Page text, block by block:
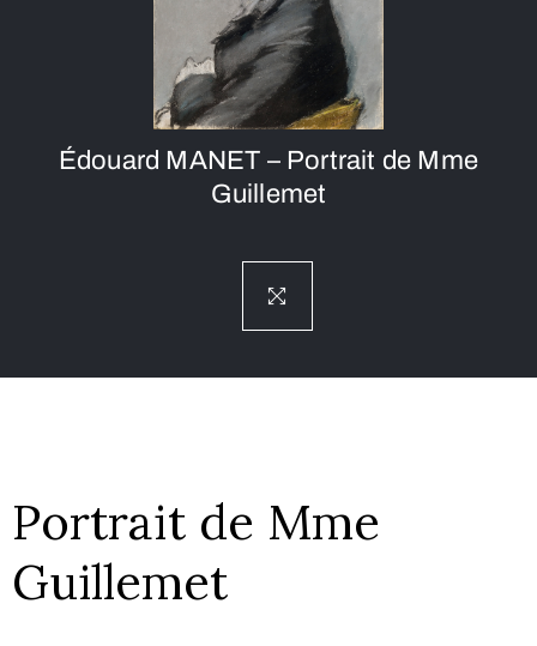
Édouard MANET – Portrait de Mme
Guillemet
Portrait de Mme
Guillemet